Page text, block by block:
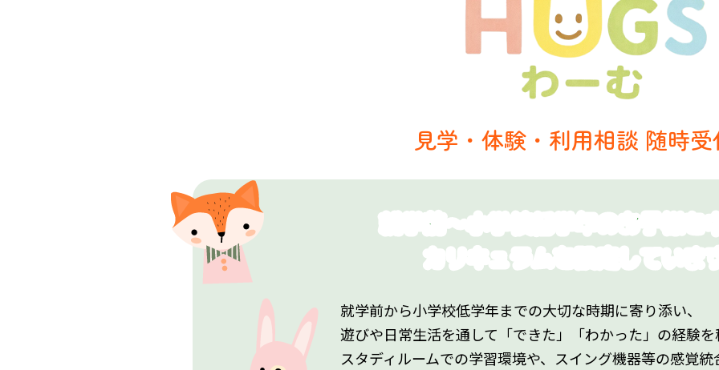
見学・体験・利用相談 随時
就学前～小学校低学年のお子様を
カリキュラムを設定していま
就学前から小学校低学年までの大切な時期に寄り添い、
遊びや日常生活を通して「できた」「わかった」の経験
スタディルームでの学習環境や、スイング機器等の感覚